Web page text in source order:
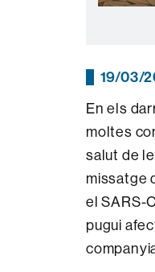
19/03/
En els
moltes
salut de
missatge
el SARS-
pugui